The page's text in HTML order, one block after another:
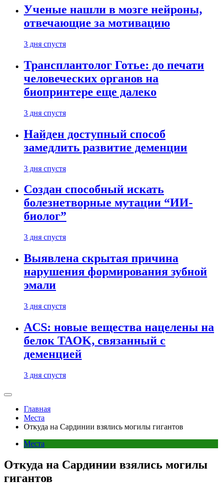
Ученые нашли в мозге нейроны,
отвечающие за мотивацию
3 дня спустя
Трансплантолог Готье: до печати
человеческих органов на
биопринтере еще далеко
3 дня спустя
Найден доступный способ
замедлить развитие деменции
3 дня спустя
Создан способный искать
болезнетворные мутации “ИИ-
биолог”
3 дня спустя
Выявлена скрытая причина
нарушения формирования зубной
эмали
3 дня спустя
ACS: новые вещества нацелены на
белок TAOK, связанный с
деменцией
3 дня спустя
Главная
Места
Откуда на Сардинии взялись могилы гигантов
Места
Откуда на Сардинии взялись могилы
гигантов